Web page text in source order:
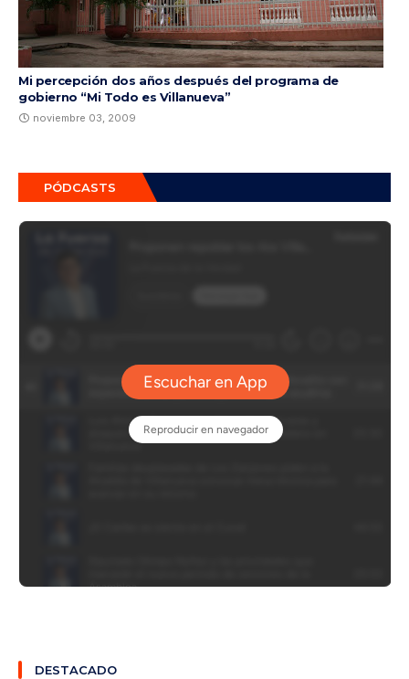
Mi percepción dos años después del programa de
gobierno “Mi Todo es Villanueva”
noviembre 03, 2009
PÓDCASTS
DESTACADO